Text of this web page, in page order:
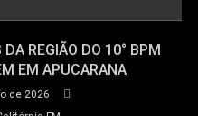
DA REGIÃO DO 10° BPM
EM APUCARANA
de 2026